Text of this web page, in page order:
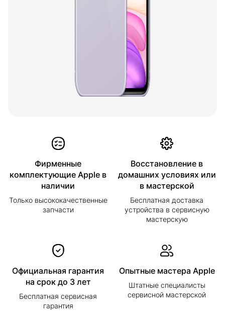
Фирменные
комплектующие Apple в
наличии
Только высококачественные
запчасти
Восстановление в
домашних условиях или
в мастерской
Бесплатная доставка
устройства в сервисную
мастерскую
Официальная гарантия
на срок до 3 лет
Бесплатная сервисная
гарантия
Опытные мастера Apple
Штатные специалисты
сервисной мастерской